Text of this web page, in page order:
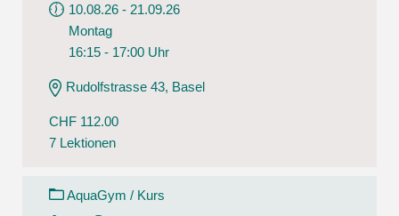
10.08.26 - 21.09.26
Montag
16:15 - 17:00 Uhr
Rudolfstrasse 43, Basel
CHF 112.00
7 Lektionen
AquaGym / Kurs